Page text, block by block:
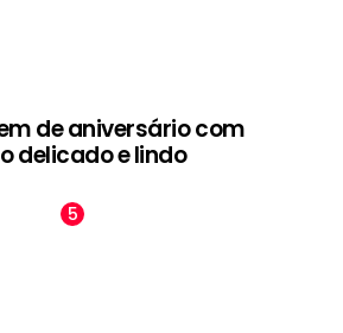
de aniversário com
delicado e lindo